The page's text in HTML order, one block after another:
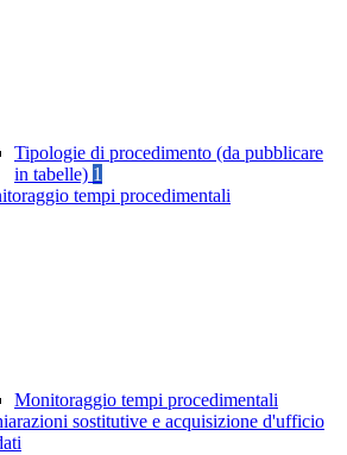
Tipologie di procedimento (da pubblicare
in tabelle) 1
tempi procedimentali
Monitoraggio tempi procedimentali
sostitutive e acquisizione d'ufficio